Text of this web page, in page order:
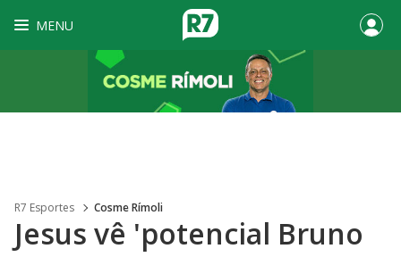
MENU
R7 Esportes Cosme Rímoli
Jesus vê 'potencial Bruno